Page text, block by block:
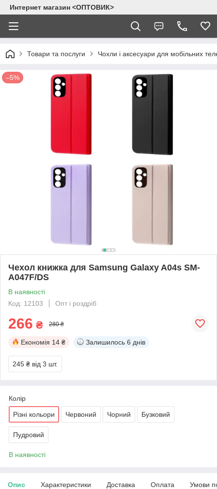
Интернет магазин <ОПТОВИК>
Товари та послуги Чохли і аксесуари для мобільних
–5%
Чехол книжка для Samsung Galaxy A04s SM-
A047F/DS
В наявності
Код: 12103
Опт і роздріб
266 ₴ 280 ₴
Економія 14 ₴ Залишилось 6 днів
245 ₴ від 3 шт.
Колір
Різні кольори Червоний Чорний Бузковий
Пудровий
В наявності
Опис Характеристики Доставка Оплата Умови